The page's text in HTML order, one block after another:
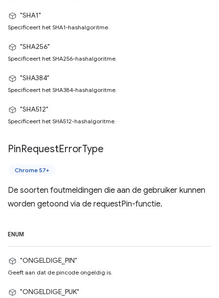
"SHA1"
Specificeert het SHA1-hashalgoritme.
"SHA256"
Specificeert het SHA256-hashalgoritme.
"SHA384"
Specificeert het SHA384-hashalgoritme.
"SHA512"
Specificeert het SHA512-hashalgoritme.
PinRequestErrorType
Chrome 57+
De soorten foutmeldingen die aan de gebruiker kunnen
worden getoond via de requestPin-functie.
ENUM
"ONGELDIGE_PIN"
Geeft aan dat de pincode ongeldig is.
"ONGELDIGE_PUK"